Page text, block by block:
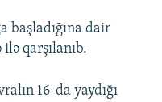
başladığına dair
qarşılanıb.
16-da yaydığı